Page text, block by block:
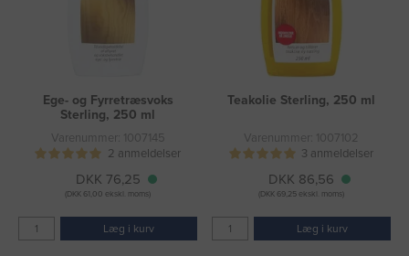
Ege- og Fyrretræsvoks
Sterling, 250 ml
Varenummer: 1007145
2 anmeldelser
DKK 76,25
(DKK 61,00 ekskl. moms)
Læg i kurv
Teakolie Sterling, 250 ml
Varenummer: 1007102
3 anmeldelser
DKK 86,56
(DKK 69,25 ekskl. moms)
Læg i kurv